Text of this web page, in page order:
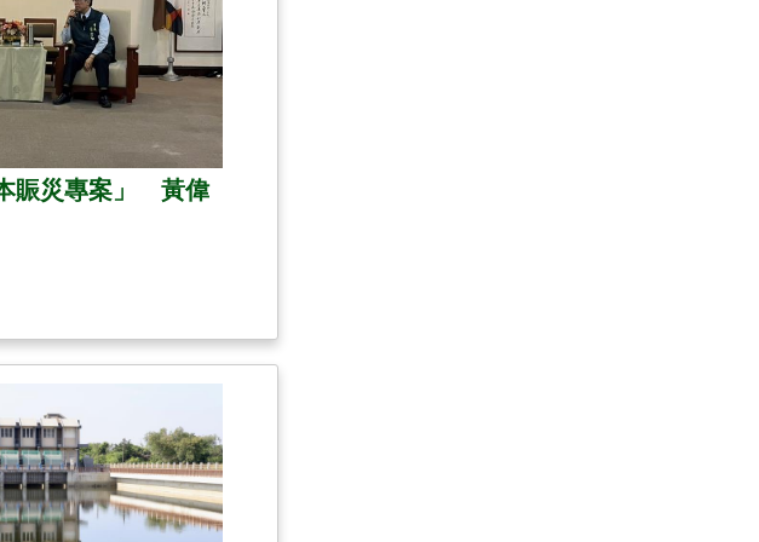
賑災專案」 黃偉